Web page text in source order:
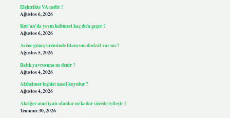
Elektrikte VA nedir ?
Ağustos 6, 2026
Kur’an’da yevm kelimesi kaç defa geçer ?
Ağustos 6, 2026
Avène güneş kreminde titanyum dioksit var mı ?
Ağustos 5, 2026
Balık yavrusuna ne denir ?
Ağustos 4, 2026
Alzheimer teşhisi nasıl koyulur ?
Ağustos 4, 2026
Akciğer ameliyatı olanlar ne kadar sürede iyileşir ?
Temmuz 30, 2026